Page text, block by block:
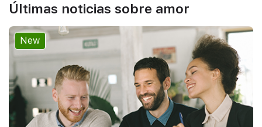
Últimas noticias sobre amor
New